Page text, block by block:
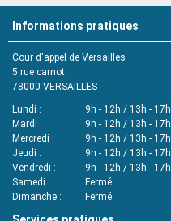
Informations pratiques
Cour d'appel de Versailles
5 rue carnot
78000 VERSAILLES
Lundi
9h - 12h / 13h - 17h
Mardi
9h - 12h / 13h - 17h
Mercredi
9h - 12h / 13h - 17h
Jeudi
9h - 12h / 13h - 17h
Vendredi
9h - 12h / 13h - 17h
Samedi
Fermé
Dimanche
Fermé